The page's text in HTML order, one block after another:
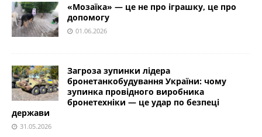
«Мозаїка» — це не про іграшку, це про
допомогу
01.06.2026
Загроза зупинки лідера
бронетанкобудування України: чому
зупинка провідного виробника
бронетехніки — це удар по безпеці
держави
31.05.2026